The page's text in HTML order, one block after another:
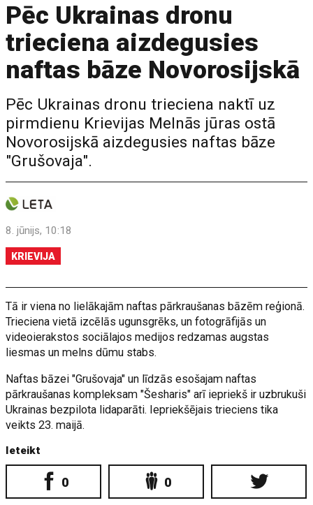
Pēc Ukrainas dronu
trieciena aizdegusies
naftas bāze Novorosijskā
Pēc Ukrainas dronu trieciena naktī uz
pirmdienu Krievijas Melnās jūras ostā
Novorosijskā aizdegusies naftas bāze
"Grušovaja".
8. jūnijs, 10:18
KRIEVIJA
Tā ir viena no lielākajām naftas pārkraušanas bāzēm reģionā.
Trieciena vietā izcēlās ugunsgrēks, un fotogrāfijās un
videoierakstos sociālajos medijos redzamas augstas
liesmas un melns dūmu stabs.
Naftas bāzei "Grušovaja" un līdzās esošajam naftas
pārkraušanas kompleksam "Šesharis" arī iepriekš ir uzbrukuši
Ukrainas bezpilota lidaparāti. Iepriekšējais trieciens tika
veikts 23. maijā.
Ieteikt
0 0